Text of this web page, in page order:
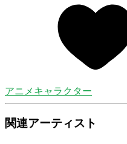
アニメキャラクター
関連アーティスト